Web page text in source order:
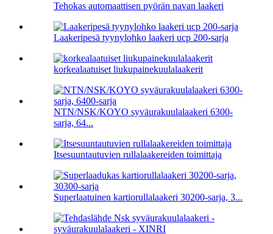
Tehokas automaattisen pyörän navan laakeri
Laakeripesä tyynylohko laakeri ucp 200-sarja
korkealaatuiset liukupainekuulalaakerit
NTN/NSK/KOYO syväurakuulalaakeri 6300-
sarja, 64...
Itsesuuntautuvien rullalaakereiden toimittaja
Superlaatuinen kartiorullalaakeri 30200-sarja, 3...